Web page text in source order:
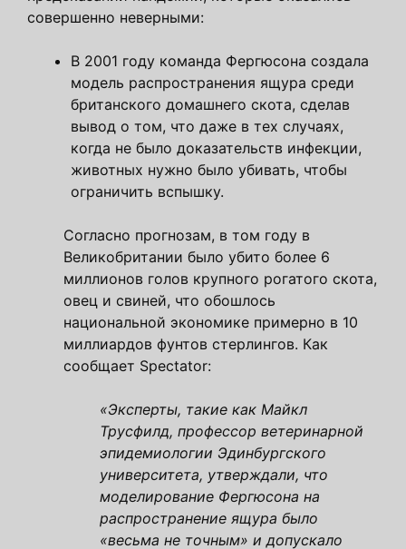
совершенно неверными:
В 2001 году команда Фергюсона создала
модель распространения ящура среди
британского домашнего скота, сделав
вывод о том, что даже в тех случаях,
когда не было доказательств инфекции,
животных нужно было убивать, чтобы
ограничить вспышку.
Согласно прогнозам, в том году в
Великобритании было убито более 6
миллионов голов крупного рогатого скота,
овец и свиней, что обошлось
национальной экономике примерно в 10
миллиардов фунтов стерлингов. Как
сообщает Spectator:
«Эксперты, такие как Майкл
Трусфилд, профессор ветеринарной
эпидемиологии Эдинбургского
университета, утверждали, что
моделирование Фергюсона на
распространение ящура было
«весьма не точным» и допускало